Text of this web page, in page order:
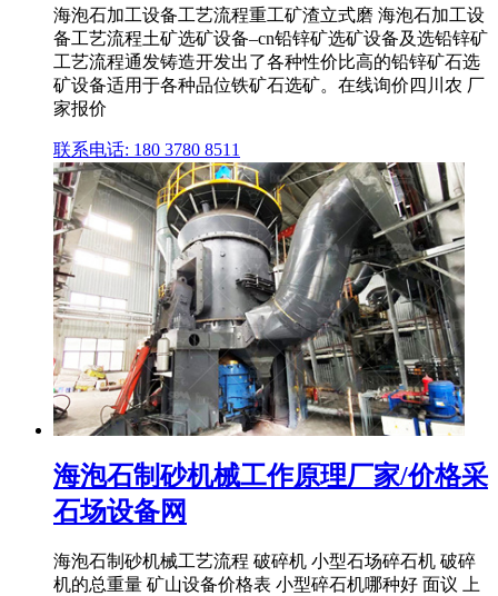
海泡石加工设备工艺流程重工矿渣立式磨 海泡石加工设
备工艺流程土矿选矿设备–cn铅锌矿选矿设备及选铅锌矿
工艺流程通发铸造开发出了各种性价比高的铅锌矿石选
矿设备适用于各种品位铁矿石选矿。在线询价四川农 厂
家报价
联系电话: 180 3780 8511
海泡石制砂机械工作原理厂家/价格采
石场设备网
海泡石制砂机械工艺流程 破碎机 小型石场碎石机 破碎
机的总重量 矿山设备价格表 小型碎石机哪种好 面议 上